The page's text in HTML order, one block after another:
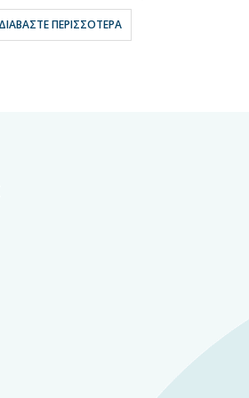
0out of 5
Συνδεθείτε για να δείτε τιμές